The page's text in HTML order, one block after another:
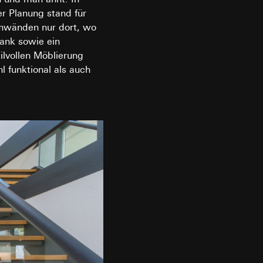
Planung stand für
nur dort, wo
sowie ein
Möblierung
funktional als auch
zu erfragen
erstellen.
wie tief sie
Im Hinblick auf
wir auf deren
Google Ads
in
Werbekampagnen
Datum und